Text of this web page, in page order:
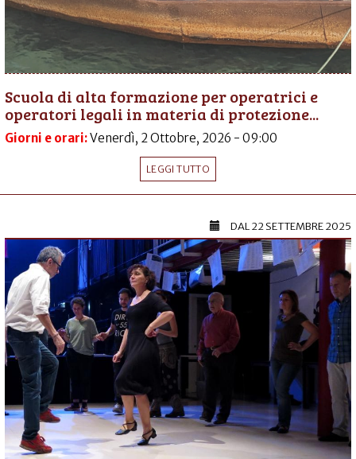
Scuola di alta formazione per operatrici e
operatori legali in materia di protezione...
Giorni e orari:Venerdì, 2 Ottobre, 2026 - 09:00
LEGGI TUTTO
DAL22 SETTEMBRE 2025